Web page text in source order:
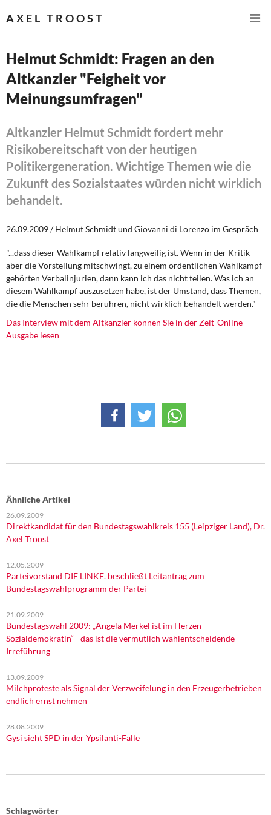
AXEL TROOST
Startseite
Leitlinien linker Wirtschafts- und Finanzpolitik
Wirtschaftspolitik
Steuer- und Finanzpolitik
Eurokrise und Griechenland
DIE LINKE
Weitere Themen
Memo-Gruppe
Helmut Schmidt: Fragen an den
Altkanzler "Feigheit vor
Meinungsumfragen"
Altkanzler Helmut Schmidt fordert mehr
Risikobereitschaft von der heutigen
Politikergeneration. Wichtige Themen wie die
Zukunft des Sozialstaates würden nicht wirklich
behandelt.
26.09.2009 / Helmut Schmidt und Giovanni di Lorenzo im Gespräch
"...dass dieser Wahlkampf relativ langweilig ist. Wenn in der Kritik
aber die Vorstellung mitschwingt, zu einem ordentlichen Wahlkampf
gehörten Verbalinjurien, dann kann ich das nicht teilen. Was ich an
diesem Wahlkampf auszusetzen habe, ist der Umstand, dass Themen,
die die Menschen sehr berühren, nicht wirklich behandelt werden."
Das Interview mit dem Altkanzler können Sie in der Zeit-Online-
Ausgabe lesen
Ähnliche Artikel
26.09.2009
Direktkandidat für den Bundestagswahlkreis 155 (Leipziger Land), Dr.
Axel Troost
12.05.2009
Parteivorstand DIE LINKE. beschließt Leitantrag zum
Bundestagswahlprogramm der Partei
21.09.2009
Bundestagswahl 2009: „Angela Merkel ist im Herzen
Sozialdemokratin“ - das ist die vermutlich wahlentscheidende
Irreführung
13.09.2009
Milchproteste als Signal der Verzweifelung in den Erzeugerbetrieben
endlich ernst nehmen
28.08.2009
Gysi sieht SPD in der Ypsilanti-Falle
Schlagwörter